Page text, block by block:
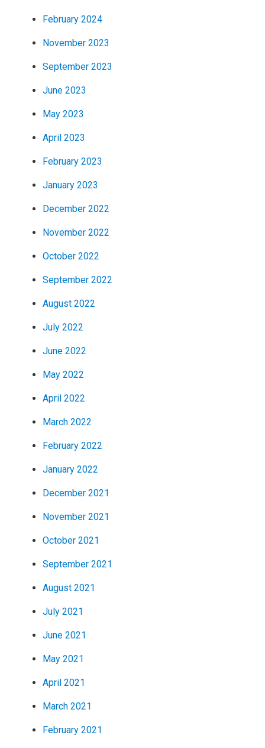
February 2024
November 2023
September 2023
June 2023
May 2023
April 2023
February 2023
January 2023
December 2022
November 2022
October 2022
September 2022
August 2022
July 2022
June 2022
May 2022
April 2022
March 2022
February 2022
January 2022
December 2021
November 2021
October 2021
September 2021
August 2021
July 2021
June 2021
May 2021
April 2021
March 2021
February 2021